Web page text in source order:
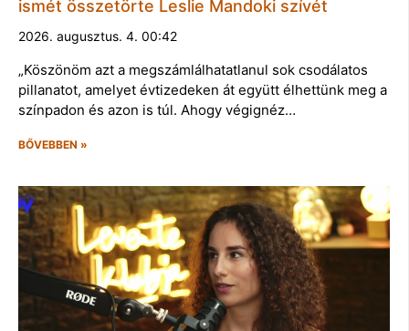
ismét összetörte Leslie Mandoki szívét
2026. augusztus. 4. 00:42
„Köszönöm azt a megszámlálhatatlanul sok csodálatos
pillanatot, amelyet évtizedeken át együtt élhettünk meg a
színpadon és azon is túl. Ahogy végignéz…
BŐVEBBEN »